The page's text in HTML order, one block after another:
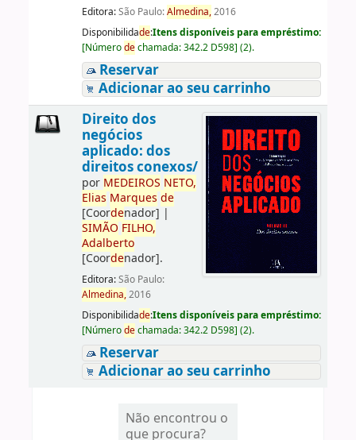
Editora:São Paulo:Almedina,2016
Disponibilidade:Itens disponíveis para empréstimo:
[Númerodechamada:342.2 D598] (2).
Reservar
Adicionar ao seu carrinho
Direito dos
negócios
aplicado: dos
direitos conexos/
por MEDEIROS NETO,
Elias Marques de
[Coordenador] |
SIMÃO FILHO,
Adalberto
[Coordenador].
Editora:São Paulo:
Almedina,2016
Disponibilidade:Itens disponíveis para empréstimo:
[Númerodechamada:342.2 D598] (2).
Reservar
Adicionar ao seu carrinho
Não encontrou o
que procura?